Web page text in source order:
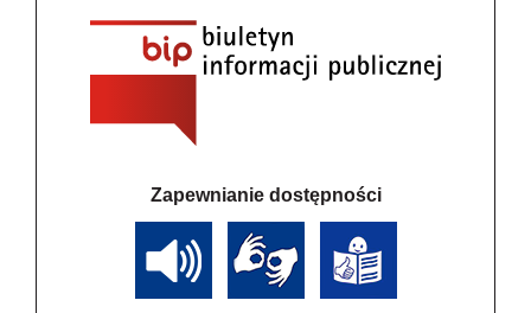
Zapewnianie dostępności